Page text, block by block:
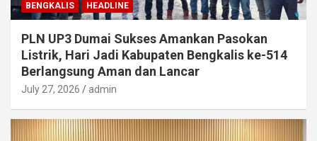
BENGKALIS HEADLINE
PLN UP3 Dumai Sukses Amankan Pasokan
Listrik, Hari Jadi Kabupaten Bengkalis ke-514
Berlangsung Aman dan Lancar
July 27, 2026 admin